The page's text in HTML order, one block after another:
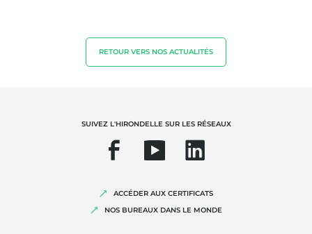
RETOUR VERS NOS ACTUALITÉS
SUIVEZ L'HIRONDELLE SUR LES RÉSEAUX
ACCÉDER AUX CERTIFICATS
NOS BUREAUX DANS LE MONDE